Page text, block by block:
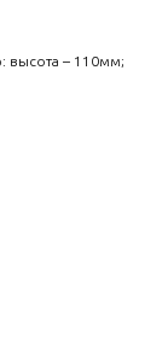
высота – 110мм;